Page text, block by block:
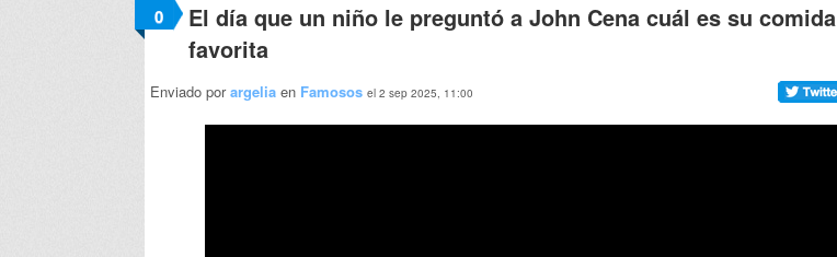
0
El día que un niño le preguntó a John Cena cuál es su comida
favorita
Enviado porargelia en Famosos el 2 sep 2025, 11:00